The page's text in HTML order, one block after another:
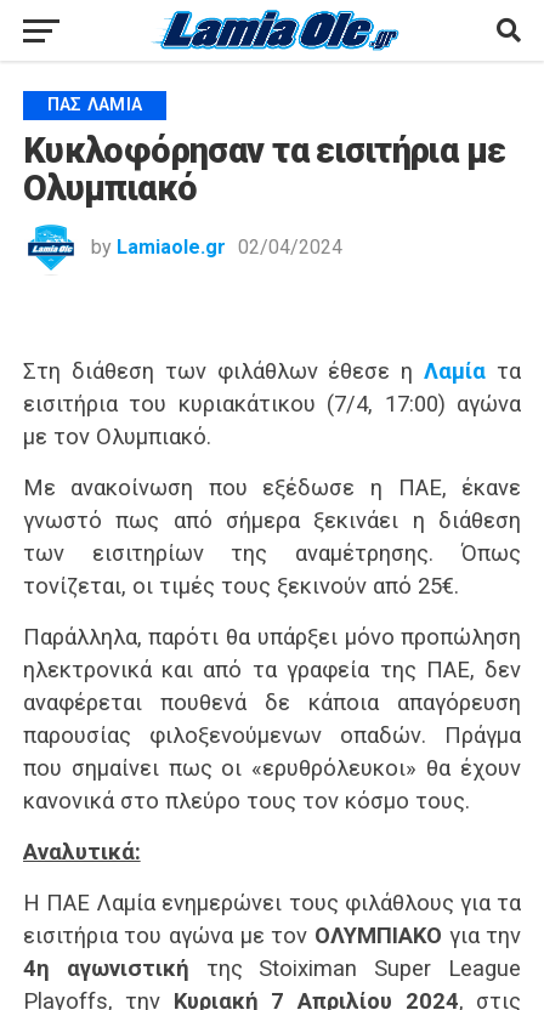
ΠΑΣ ΛΑΜΊΑ
Κυκλοφόρησαν τα εισιτήρια με
Ολυμπιακό
by Lamiaole.gr 02/04/2024
Στη διάθεση των φιλάθλων έθεσε ηΛαμία τα
εισιτήρια του κυριακάτικου (7/4, 17:00) αγώνα
με τον Ολυμπιακό.
Με ανακοίνωση που εξέδωσε η ΠΑΕ, έκανε
γνωστό πως από σήμερα ξεκινάει η διάθεση
των εισιτηρίων της αναμέτρησης. Όπως
τονίζεται, οι τιμές τους ξεκινούν από 25€.
Παράλληλα, παρότι θα υπάρξει μόνο προπώληση
ηλεκτρονικά και από τα γραφεία της ΠΑΕ, δεν
αναφέρεται πουθενά δε κάποια απαγόρευση
παρουσίας φιλοξενούμενων οπαδών. Πράγμα
που σημαίνει πως οι «ερυθρόλευκοι» θα έχουν
κανονικά στο πλεύρο τους τον κόσμο τους.
Αναλυτικά:
Η ΠΑΕ Λαμία ενημερώνει τους φιλάθλους για τα
εισιτήρια του αγώνα με τον ΟΛΥΜΠΙΑΚΟ για την
4η αγωνιστική της Stoiximan Super League
Playoffs, την Κυριακή 7 Απριλίου 2024, στις